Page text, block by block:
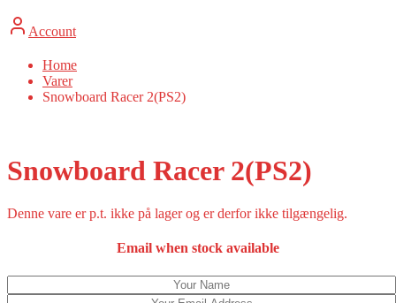
Account
Home
Varer
Snowboard Racer 2(PS2)
Snowboard Racer 2(PS2)
Denne vare er p.t. ikke på lager og er derfor ikke tilgængelig.
Email when stock available